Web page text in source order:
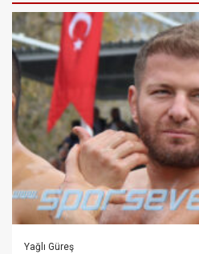
Yağlı Güreş